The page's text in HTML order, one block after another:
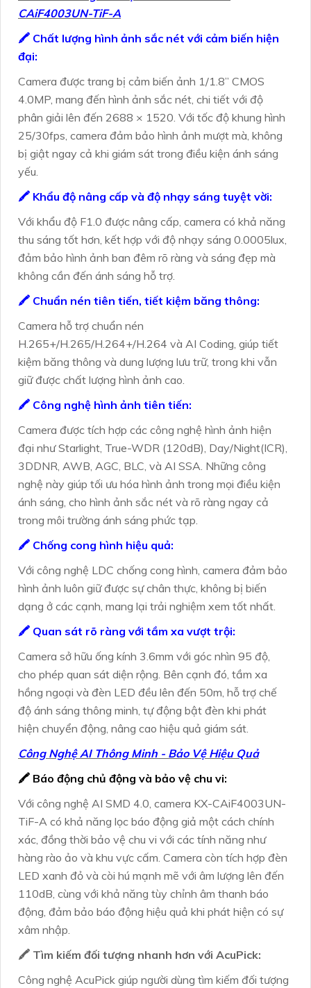
CAiF4003UN-TiF-A
🖍 Chất lượng hình ảnh sắc nét với cảm biến hiện
đại:
Camera được trang bị cảm biến ảnh 1/1.8” CMOS
4.0MP, mang đến hình ảnh sắc nét, chi tiết với độ
phân giải lên đến 2688 × 1520. Với tốc độ khung hình
25/30fps, camera đảm bảo hình ảnh mượt mà, không
bị giật ngay cả khi giám sát trong điều kiện ánh sáng
yếu.
🖍 Khẩu độ nâng cấp và độ nhạy sáng tuyệt vời:
Với khẩu độ F1.0 được nâng cấp, camera có khả năng
thu sáng tốt hơn, kết hợp với độ nhạy sáng 0.0005lux,
đảm bảo hình ảnh ban đêm rõ ràng và sáng đẹp mà
không cần đến ánh sáng hỗ trợ.
🖍 Chuẩn nén tiên tiến, tiết kiệm băng thông:
Camera hỗ trợ chuẩn nén
H.265+/H.265/H.264+/H.264 và AI Coding, giúp tiết
kiệm băng thông và dung lượng lưu trữ, trong khi vẫn
giữ được chất lượng hình ảnh cao.
🖍 Công nghệ hình ảnh tiên tiến:
Camera được tích hợp các công nghệ hình ảnh hiện
đại như Starlight, True-WDR (120dB), Day/Night(ICR),
3DDNR, AWB, AGC, BLC, và AI SSA. Những công
nghệ này giúp tối ưu hóa hình ảnh trong mọi điều kiện
ánh sáng, cho hình ảnh sắc nét và rõ ràng ngay cả
trong môi trường ánh sáng phức tạp.
🖍 Chống cong hình hiệu quả:
Với công nghệ LDC chống cong hình, camera đảm bảo
hình ảnh luôn giữ được sự chân thực, không bị biến
dạng ở các cạnh, mang lại trải nghiệm xem tốt nhất.
🖍 Quan sát rõ ràng với tầm xa vượt trội:
Camera sở hữu ống kính 3.6mm với góc nhìn 95 độ,
cho phép quan sát diện rộng. Bên cạnh đó, tầm xa
hồng ngoại và đèn LED đều lên đến 50m, hỗ trợ chế
độ ánh sáng thông minh, tự động bật đèn khi phát
hiện chuyển động, nâng cao hiệu quả giám sát.
Công Nghệ AI Thông Minh - Bảo Vệ Hiệu Quả
🖍 Báo động chủ động và bảo vệ chu vi:
Với công nghệ AI SMD 4.0, camera KX-CAiF4003UN-
TiF-A có khả năng lọc báo động giả một cách chính
xác, đồng thời bảo vệ chu vi với các tính năng như
hàng rào ảo và khu vực cấm. Camera còn tích hợp đèn
LED xanh đỏ và còi hú mạnh mẽ với âm lượng lên đến
110dB, cùng với khả năng tùy chỉnh âm thanh báo
động, đảm bảo báo động hiệu quả khi phát hiện có sự
xâm nhập.
🖍 Tìm kiếm đối tượng nhanh hơn với AcuPick:
Công nghệ AcuPick giúp người dùng tìm kiếm đối tượng